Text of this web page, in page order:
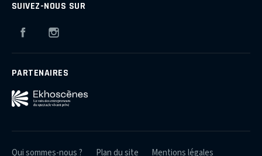
SUIVEZ-NOUS SUR
Facebook
PARTENAIRES
Qui sommes-nous ? Plan du site Mentions légales